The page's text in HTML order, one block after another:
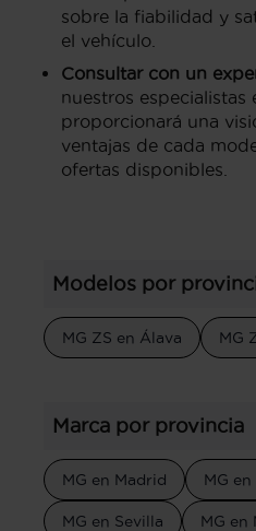
sobre la fiabilidad y
el vehículo.
Consultar con un
nuestros especialistas
proporcionará una
ventajas de cada
ofertas disponibles.
Modelos por
MG ZS en Álava MG
Marca por provincia
MG en Madrid MG
MG en Sevilla MG en